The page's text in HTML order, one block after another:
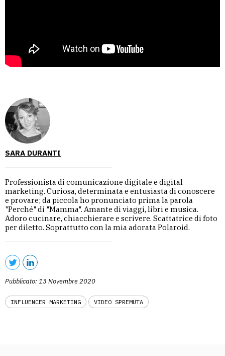
SARA DURANTI
Professionista di comunicazione digitale e digital
marketing. Curiosa, determinata e entusiasta di conoscere
e provare; da piccola ho pronunciato prima la parola
"Perché" di "Mamma". Amante di viaggi, libri e musica.
Adoro cucinare, chiacchierare e scrivere. Scattatrice di foto
per diletto. Soprattutto con la mia adorata Polaroid.
Pubblicato: 13 Novembre 2020
INFLUENCER MARKETING VIDEO SPREMUTA